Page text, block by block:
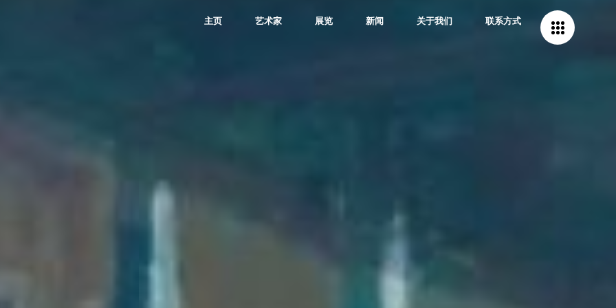
主页 艺术家 展览 新闻 关于我们 联系方式
UP